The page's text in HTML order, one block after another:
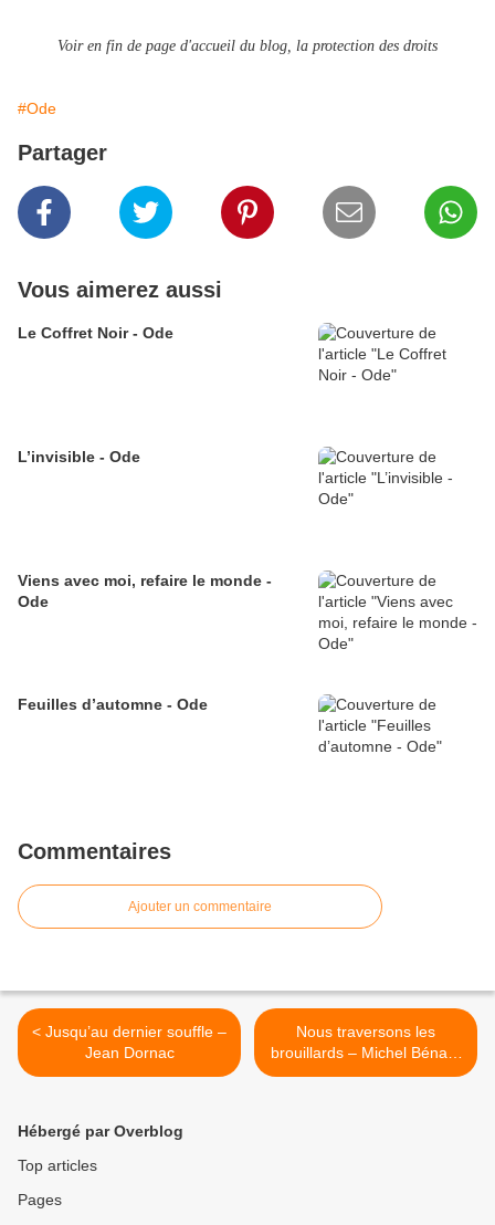
Voir en fin de page d'accueil du blog, la protection des droits
#Ode
Partager
Vous aimerez aussi
Le Coffret Noir - Ode
L’invisible - Ode
Viens avec moi, refaire le monde -
Ode
Feuilles d’automne - Ode
Commentaires
Ajouter un commentaire
< Jusqu’au dernier souffle –
Jean Dornac
Nous traversons les
brouillards – Michel Bénard
>
Hébergé par Overblog
Top articles
Pages